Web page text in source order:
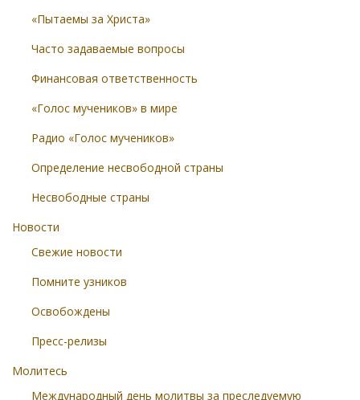
«Пытаемы за Христа»
Часто задаваемые вопросы
Финансовая ответственность
«Голос мучеников» в мире
Радио «Голос мучеников»
Определение несвободной страны
Несвободные страны
Новости
Свежие новости
Помните узников
Освобождены
Пресс-релизы
Молитесь
Международный день молитвы за преследуемую